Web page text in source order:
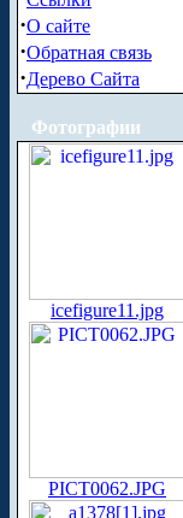
·О сайте
·Обратная связь
·Дерево Сайта
Фотографии
icefigure11.jpg
PICT0062.JPG